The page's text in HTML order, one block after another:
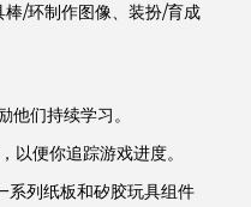
/环制作图像、装扮/育成
们持续学习。
便你追踪游戏进度。
列纸板和矽胶玩具组件